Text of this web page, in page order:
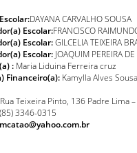
DAYANA CARVALHO SOUSA
Escolar:FRANCISCO
Escolar:GILCELIA TEIXEIRA
Escolar: JOAQUIM PEREIRA
: Maria Liduina Ferreira cruz
Financeiro(a): Kamylla Alves Sousa
Rua Teixeira Pinto, 136 Padre Lima
(85) 3346-0315